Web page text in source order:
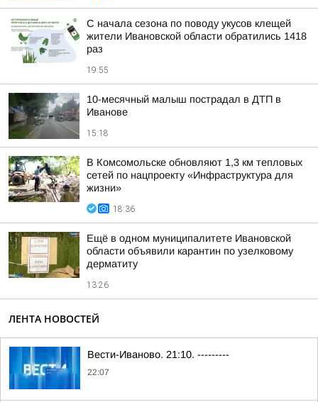
С начала сезона по поводу укусов клещей
жители Ивановской области обратились 1418
раз
19:55
10-месячный малыш пострадал в ДТП в
Иванове
15:18
В Комсомольске обновляют 1,3 км тепловых
сетей по нацпроекту «Инфраструктура для
жизни»
18:36
Ещё в одном муниципалитете Ивановской
области объявили карантин по узелковому
дерматиту
13:26
ЛЕНТА НОВОСТЕЙ
Вести-Иваново. 21:10. ---------
22:07